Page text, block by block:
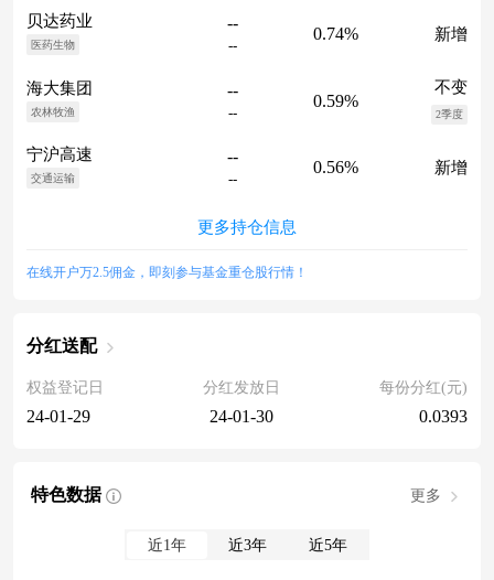
贝达药业
医药生物
--
--
0.74% 新增
海大集团
农林牧渔
--
--
0.59%
不变
2季度
宁沪高速
交通运输
--
--
0.56% 新增
更多持仓信息
在线开户万2.5佣金，即刻参与基金重仓股行情！
分红送配
权益登记日
24-01-29
分红发放日
24-01-30
每份分红(元)
0.0393
特色数据 更多
近1年 近3年 近5年